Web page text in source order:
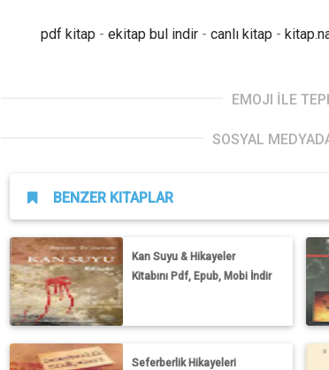
pdf kitap - ekitap bul indir - canlı kitap -
EMOJI İLE
SOSYAL
BENZER KITAPLAR
Kan Suyu & Hikayeler
Kitabını Pdf, Epub, Mobi İndir
Seferberlik Hikayeleri